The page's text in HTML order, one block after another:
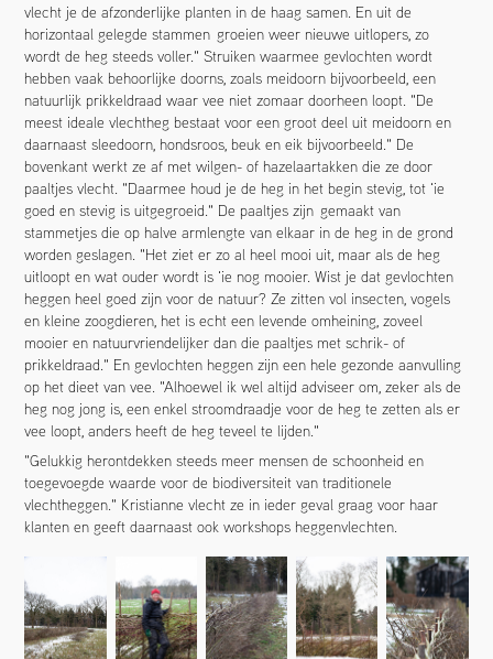
vlecht je de afzonderlijke planten in de haag samen. En uit de
horizontaal gelegde stammen groeien weer nieuwe uitlopers, zo
wordt de heg steeds voller." Struiken waarmee gevlochten wordt
hebben vaak behoorlijke doorns, zoals meidoorn bijvoorbeeld, een
natuurlijk prikkeldraad waar vee niet zomaar doorheen loopt. "De
meest ideale vlechtheg bestaat voor een groot deel uit meidoorn en
daarnaast sleedoorn, hondsroos, beuk en eik bijvoorbeeld." De
bovenkant werkt ze af met wilgen- of hazelaartakken die ze door
paaltjes vlecht. "Daarmee houd je de heg in het begin stevig, tot 'ie
goed en stevig is uitgegroeid." De paaltjes zijn gemaakt van
stammetjes die op halve armlengte van elkaar in de heg in de grond
worden geslagen. "Het ziet er zo al heel mooi uit, maar als de heg
uitloopt en wat ouder wordt is 'ie nog mooier. Wist je dat gevlochten
heggen heel goed zijn voor de natuur? Ze zitten vol insecten, vogels
en kleine zoogdieren, het is echt een levende omheining, zoveel
mooier en natuurvriendelijker dan die paaltjes met schrik- of
prikkeldraad." En gevlochten heggen zijn een hele gezonde aanvulling
op het dieet van vee. "Alhoewel ik wel altijd adviseer om, zeker als de
heg nog jong is, een enkel stroomdraadje voor de heg te zetten als er
vee loopt, anders heeft de heg teveel te lijden."
"Gelukkig herontdekken steeds meer mensen de schoonheid en
toegevoegde waarde voor de biodiversiteit van traditionele
vlechtheggen." Kristianne vlecht ze in ieder geval graag voor haar
klanten en geeft daarnaast ook workshops heggenvlechten.